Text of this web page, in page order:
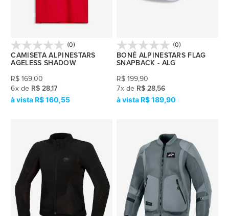
(0)
CAMISETA ALPINESTARS
AGELESS SHADOW
R$ 169,00
6x de R$ 28,17
R$ 160,55
(0)
BONÉ ALPINESTARS FLAG
SNAPBACK - ALG
R$ 199,90
7x de R$ 28,56
R$ 189,90